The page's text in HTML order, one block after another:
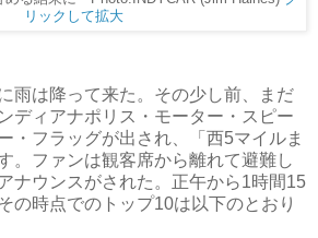
リックして拡大
雨は降って来た。その少し前、まだ
ディアナポリス・モーター・スピー
・フラッグが出され、「西5マイルま
。ファンは観客席から離れて避難し
ナウンスがされた。正午から1時間15
の時点でのトップ10は以下のとおり